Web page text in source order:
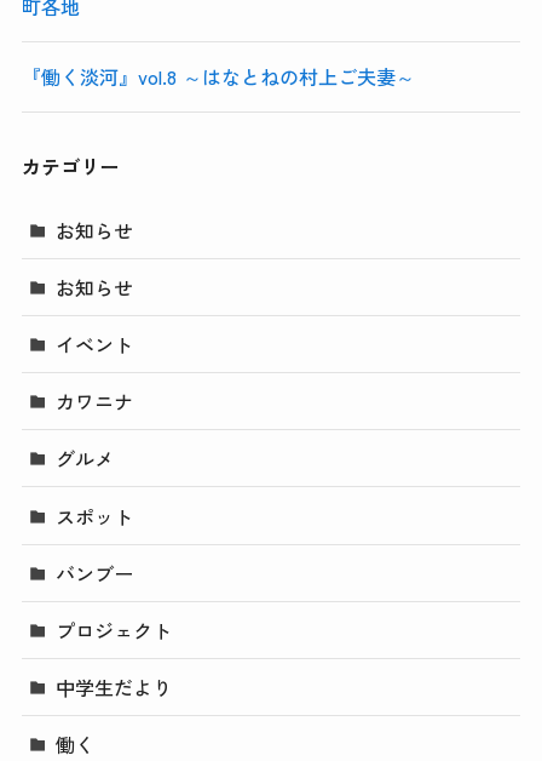
『働く淡河』vol.8 ～はなとねの村上ご夫妻～
カテゴリー
お知らせ
お知らせ
イベント
カワニナ
グルメ
スポット
バンブー
プロジェクト
中学生だより
働く